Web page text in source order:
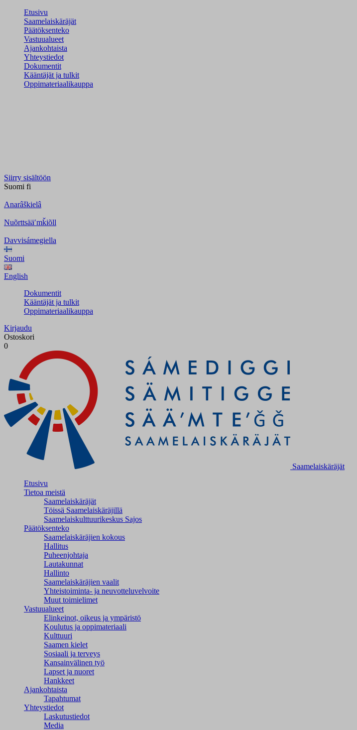
Etusivu
Saamelaiskäräjät
Päätöksenteko
Vastuualueet
Ajankohtaista
Yhteystiedot
Dokumentit
Kääntäjät ja tulkit
Oppimateriaalikauppa
Siirry sisältöön
Suomi fi
Anarâškielâ
Nuõrttsääʹmǩiõll
Davvisámegiella
Suomi
English
Dokumentit
Kääntäjät ja tulkit
Oppimateriaalikauppa
Kirjaudu
Ostoskori
0
Saamelaiskäräjät
Etusivu
Tietoa meistä
Saamelaiskäräjät
Töissä Saamelaiskäräjillä
Saamelaiskulttuuri­keskus Sajos
Päätöksenteko
Saamelaiskäräjien kokous
Hallitus
Puheenjohtaja
Lautakunnat
Hallinto
Saamelaiskäräjien vaalit
Yhteistoiminta- ja neuvotteluvelvoite
Muut toimielimet
Vastuualueet
Elinkeinot, oikeus ja ympäristö
Koulutus ja oppimateriaali
Kulttuuri
Saamen kielet
Sosiaali ja terveys
Kansainvälinen työ
Lapset ja nuoret
Hankkeet
Ajankohtaista
Tapahtumat
Yhteystiedot
Laskutustiedot
Media